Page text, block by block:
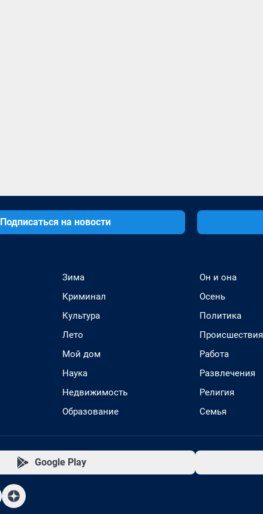
Подписаться на новости
Зима
Криминал
Культура
Лето
Мой дом
Наука
Недвижимость
Образование
Он и она
Осень
Политика
Происшествия
Работа
Развлечения
Религия
Семья
Google Play